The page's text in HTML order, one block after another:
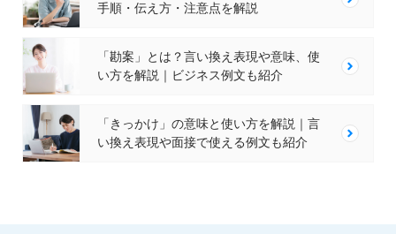
手順・伝え方・注意点を解説
「勘案」とは？言い換え表現や意味、使
い方を解説｜ビジネス例文も紹介
「きっかけ」の意味と使い方を解説｜言
い換え表現や面接で使える例文も紹介